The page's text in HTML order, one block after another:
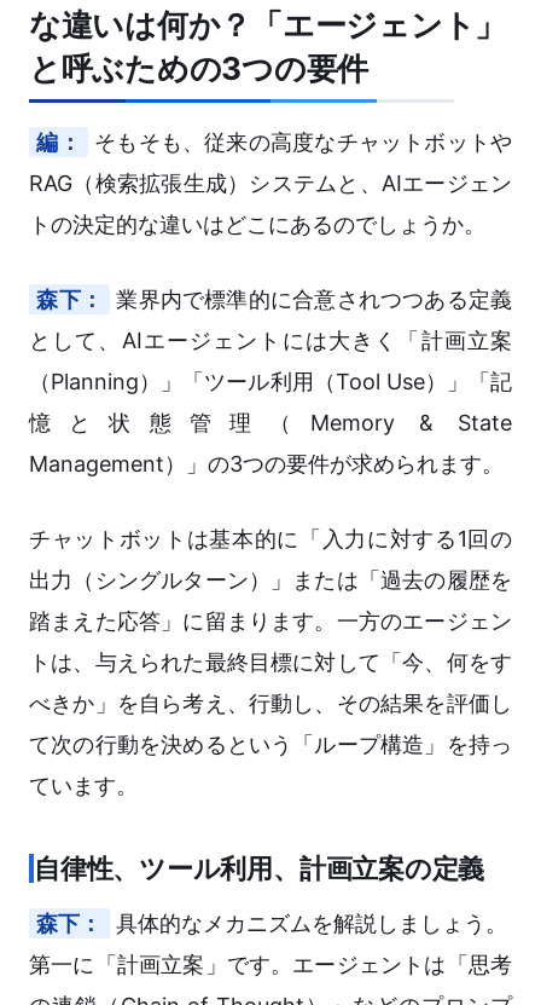
な違いは何か？「エージェント」
と呼ぶための3つの要件
編：
そもそも、従来の高度なチャットボットや
RAG（検索拡張生成）システムと、AIエージェン
トの決定的な違いはどこにあるのでしょうか。
森下：
業界内で標準的に合意されつつある定義
として、AIエージェントには大きく「計画立案
（Planning）」「ツール利用（Tool Use）」「記
憶と状態管理（Memory & State
Management）」の3つの要件が求められます。
チャットボットは基本的に「入力に対する1回の
出力（シングルターン）」または「過去の履歴を
踏まえた応答」に留まります。一方のエージェン
トは、与えられた最終目標に対して「今、何をす
べきか」を自ら考え、行動し、その結果を評価し
て次の行動を決めるという「ループ構造」を持っ
ています。
自律性、ツール利用、計画立案の定義
森下：
具体的なメカニズムを解説しましょう。
第一に「計画立案」です。エージェントは「思考